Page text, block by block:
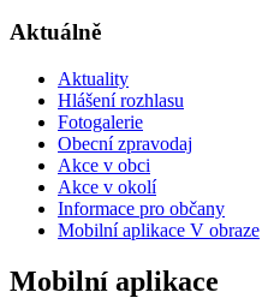
Aktuálně
Aktuality
Hlášení rozhlasu
Fotogalerie
Obecní zpravodaj
Akce v obci
Akce v okolí
Informace pro občany
Mobilní aplikace V obraze
Mobilní aplikace